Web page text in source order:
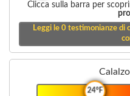
Clicca sulla barra per
Leggi le 0testimonianze di
24°F